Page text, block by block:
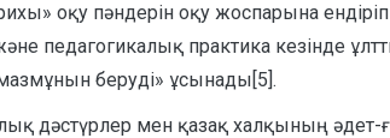
оқу пәндерін оқу жоспарына
педагогикалық практика кезінде
беруді» ұсынады[5].
дәстүрлер мен қазақ халқының әдет-